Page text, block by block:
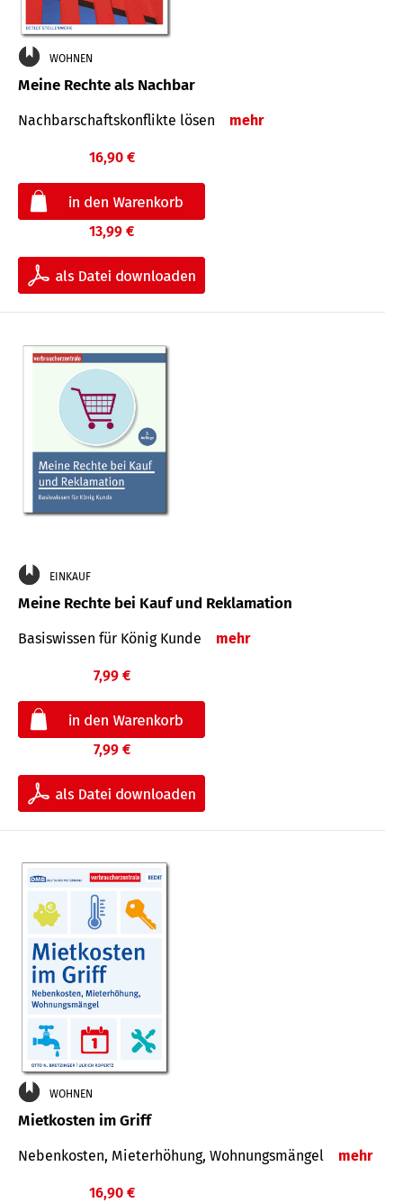
WOHNEN
Meine Rechte als Nachbar
Nach­bar­schafts­konflikte lösen mehr
16,90 €
13,99 €
EINKAUF
Meine Rechte bei Kauf und Reklamation
Basiswissen für König Kunde mehr
7,99 €
7,99 €
WOHNEN
Mietkosten im Griff
Nebenkosten, Mieterhöhung, Wohnungsmängel mehr
16,90 €